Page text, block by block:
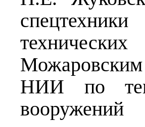
НИИ по